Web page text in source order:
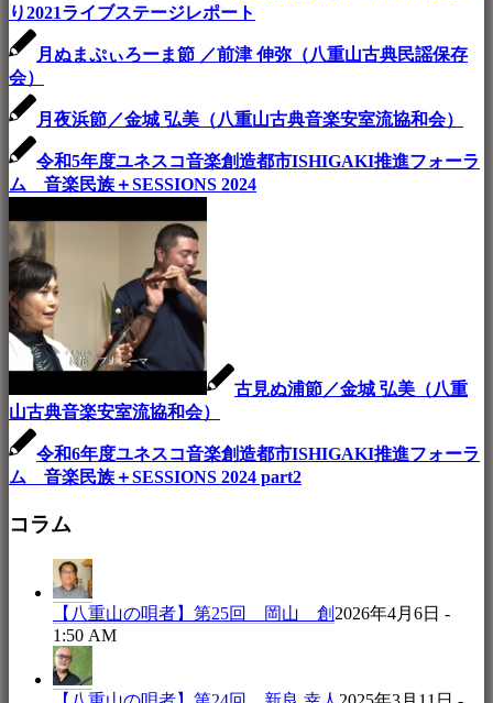
り2021ライブステージレポート
月ぬまぷぃろーま節 ／前津 伸弥（八重山古典民謡保存
会）
月夜浜節／金城 弘美（八重山古典音楽安室流協和会）
令和5年度ユネスコ音楽創造都市ISHIGAKI推進フォーラ
ム 音楽民族＋SESSIONS 2024
古見ぬ浦節／金城 弘美（八重
山古典音楽安室流協和会）
令和6年度ユネスコ音楽創造都市ISHIGAKI推進フォーラ
ム 音楽民族＋SESSIONS 2024 part2
コラム
【八重山の唄者】第25回 岡山 創 2026年4月6日 -
1:50 AM